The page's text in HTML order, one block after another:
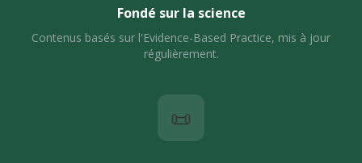
Fondé sur la science
Contenus basés sur l'Evidence-Based Practice, mis à jour
régulièrement.
📜